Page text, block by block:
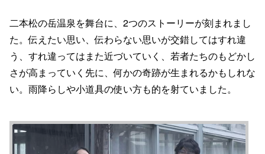
二本松の岳温泉を舞台に、2つのストーリーが刻まれまし
た。伝えたい思い、伝わらない思いが交錯してはすれ違
う、すれ違ってはまた近づいていく、若者たちのもどかし
さが高まっていく先に、何かの奇跡が生まれるかもしれな
い。雨降らしや小道具の使い方も的を射ていました。